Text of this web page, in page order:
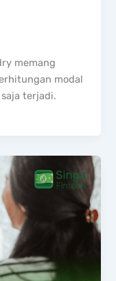
memang
modal
terjadi.